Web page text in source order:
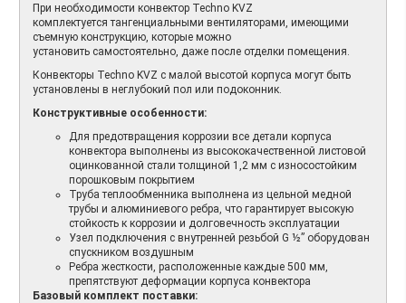
При необходимости конвектор Techno KVZ
комплектуется тангенциальными вентиляторами, имеющими
съемную конструкцию, которые можно
установить самостоятельно, даже после отделки помещения.
Конвекторы Techno KVZ с малой высотой корпуса могут быть
установлены в неглубокий пол или подоконник.
Конструктивные особенности:
Для предотвращения коррозии все детали корпуса
конвектора выполнены из высококачественной листовой
оцинкованной стали толщиной 1,2 мм с износостойким
порошковым покрытием
Труба теплообменника выполнена из цельной медной
трубы и алюминиевого ребра, что гарантирует высокую
стойкость к коррозии и долговечность эксплуатации
Узел подключения с внутренней резьбой G ½” оборудован
спускником воздушным
Ребра жесткости, расположенные каждые 500 мм,
препятствуют деформации корпуса конвектора
Базовый комплект поставки: